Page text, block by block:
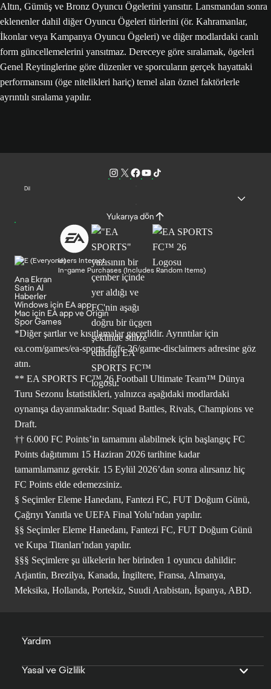
Altın, Gümüş ve Bronz Oyuncu Ögelerini yansıtır. Lansmandan sonra
eklenenler dahil diğer Oyuncu Ögeleri türlerini (ör. Kahramanlar,
İkonlar veya Kampanya Oyuncu Ögeleri) ve diğer modlardaki canlı
form güncellemelerini yansıtmaz. Dereceye göre sıralamak, ögeleri
Genel Reytinglerine göre düzenler ve sporcuların gerçek hayattaki
performansını (öge nitelikleri hariç) temel alan öznel faktörlerle
ayrıntılı sıralama yapılır.
Dil
Yukarıya dön
Users Interact
In-game Purchases (Includes Random Items)
Ana Ekran
Satin Al
Haberler
Windows için EA app
Mac için EA app ve Origin
Spor Games
*Diğer şartlar ve kısıtlamalar geçerlidir. Ayrıntılar için
ea.com/games/ea-sports-fc/fc-26/game-disclaimers adresine göz
atın.
** EA SPORTS FC™ 26 Football Ultimate Team™ Dünya
Turu Sezonu İstatistikleri, yalnızca aşağıdaki modlardaki
oynanışa dayanmaktadır: Squad Battles, Rivals, Champions ve
Draft.
†† 6.000 FC Points’in tamamını alabilmek için başlangıç FC
Points dağıtımını 15 Haziran 2026 tarihine kadar
tamamlamanız gerekir. 15 Eylül 2026’dan sonra alırsanız hiç
FC Points elde edemezsiniz.
§ Seçimler Eleme Hanedanı, Fantezi FC, FUT Doğum Günü,
Çağrıyı Yanıtla ve UEFA Final Yolu’ndan yapılır.
§§ Seçimler Eleme Hanedanı, Fantezi FC, FUT Doğum Günü
ve Kupa Titanları’ndan yapılır.
§§§ Seçimlere şu ülkelerin her birinden 1 oyuncu dahildir:
Arjantin, Brezilya, Kanada, İngiltere, Fransa, Almanya,
Meksika, Hollanda, Portekiz, Suudi Arabistan, İspanya, ABD.
Yardım
Yasal ve Gizlilik